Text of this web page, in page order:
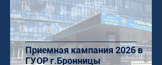
Приемная кампания 2026 в
ГУОР г.Бронницы